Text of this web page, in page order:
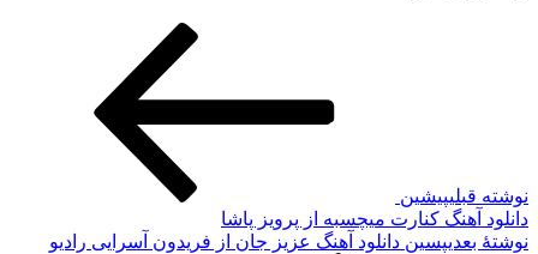
قبلیپیشین
آهنگ کنارت میچسبه از پرویز پاشا
بعدیپسین دانلود آهنگ عزیز جان از فریدون آسرایی رادیو